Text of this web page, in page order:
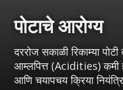
पोटाचे आरोग्य
दररोज सकाळी रिकाम्या
आम्लपित्त (Acidities) कमी
आणि चयापचय क्रिया